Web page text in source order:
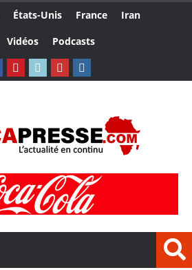
États-Unis France
Iran
Vidéos Podcasts